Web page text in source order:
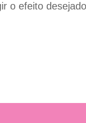
o efeito